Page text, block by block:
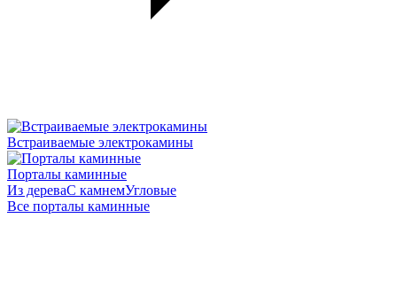
Встраиваемые электрокамины
Порталы каминные
Из дереваС камнемУгловые
Все порталы каминные